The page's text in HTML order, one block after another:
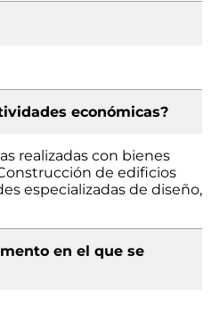
económicas?
realizadas con bienes
de edificios
especializadas de diseño,
en el que se